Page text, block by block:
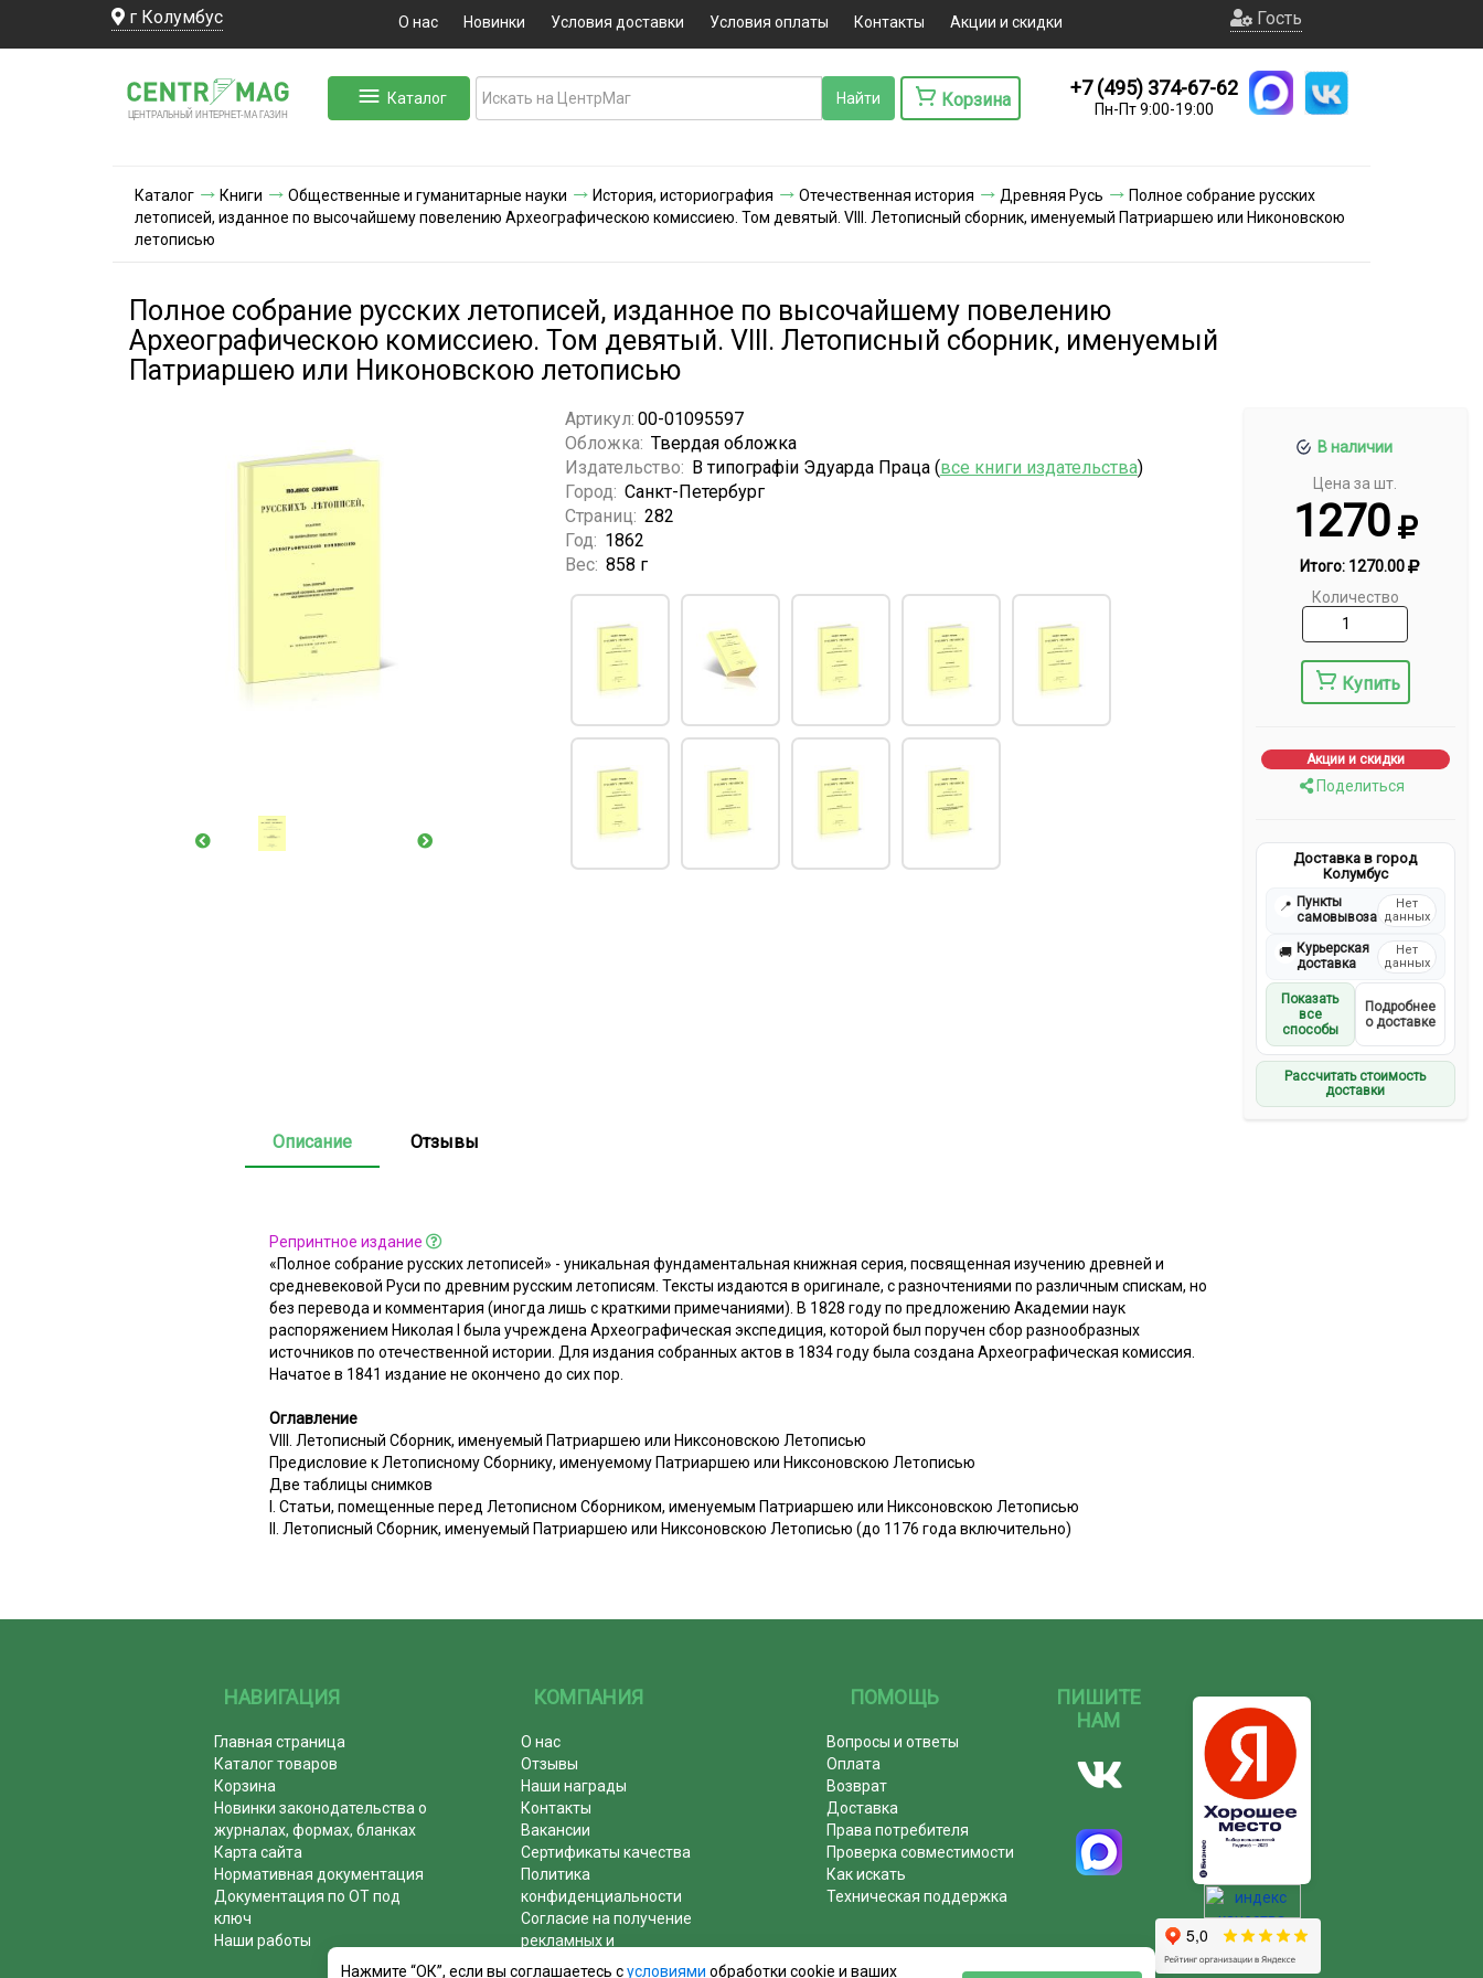
г Колумбус О нас Новинки Условия доставки Условия оплаты Контакты Акции и скидки Гость
ЦЕНТРАЛЬНЫЙ ИНТЕРНЕТ-МА ГАЗИН
Каталог Корзина
+7 (495) 374-67-62
Пн-Пт 9:00-19:00
Каталог Книги Общественные и гуманитарные науки История, историография Отечественная история Древняя Русь
Полное собрание русских
летописей, изданное по высочайшему повелению Археографическою комиссиею. Том девятый. VIII. Летописный сборник, именуемый Патриаршею или Никоновскою
летописью
Полное собрание русских летописей, изданное по высочайшему повелению
Археографическою комиссиею. Том девятый. VIII. Летописный сборник, именуемый
Патриаршею или Никоновскою летописью
В наличии
Цена за шт.
1270
Итого: 1270.00
Количество
Купить
Акции и скидки
Поделиться
Доставка в город
Колумбус
📍 Пункты
самовывоза
Нет
данных
🚚 Курьерская
доставка
Нет
данных
Показать
все
способы
Подробнее
о доставке
Рассчитать стоимость
доставки
Артикул: 00-01095597
Обложка: Твердая обложка
Издательство: В типографiи Эдуарда Праца (все книги издательства)
Город: Санкт-Петербург
Страниц: 282
Год: 1862
Вес: 858 г
Описание Отзывы
Репринтное издание
«Полное собрание русских летописей» - уникальная фундаментальная книжная серия, посвященная изучению древней и
средневековой Руси по древним русским летописям. Тексты издаются в оригинале, с разночтениями по различным спискам, но
без перевода и комментария (иногда лишь с краткими примечаниями). В 1828 году по предложению Академии наук
распоряжением Николая I была учреждена Археографическая экспедиция, которой был поручен сбор разнообразных
источников по отечественной истории. Для издания собранных актов в 1834 году была создана Археографическая комиссия.
Начатое в 1841 издание не окончено до сих пор.
Оглавление
VIII. Летописный Сборник, именуемый Патриаршею или Никсоновскою Летописью
Предисловие к Летописному Сборнику, именуемому Патриаршею или Никсоновскою Летописью
Две таблицы снимков
I. Статьи, помещенные перед Летописном Сборником, именуемым Патриаршею или Никсоновскою Летописью
II. Летописный Сборник, именуемый Патриаршею или Никсоновскою Летописью (до 1176 года включительно)
НАВИГАЦИЯ
Главная страница
Каталог товаров
Корзина
Новинки законодательства о
журналах, формах, бланках
Карта сайта
Нормативная документация
Документация по ОТ под
ключ
Наши работы
КОМПАНИЯ
О нас
Отзывы
Наши награды
Контакты
Вакансии
Сертификаты качества
Политика
конфиденциальности
Согласие на получение
рекламных и
информационных рассылок
ПОМОЩЬ
Вопросы и ответы
Оплата
Возврат
Доставка
Права потребителя
Проверка совместимости
Как искать
Техническая поддержка
ПИШИТЕ
НАМ
Нажмите “ОК”, если вы соглашаетесь сусловиями обработки cookie и ваших